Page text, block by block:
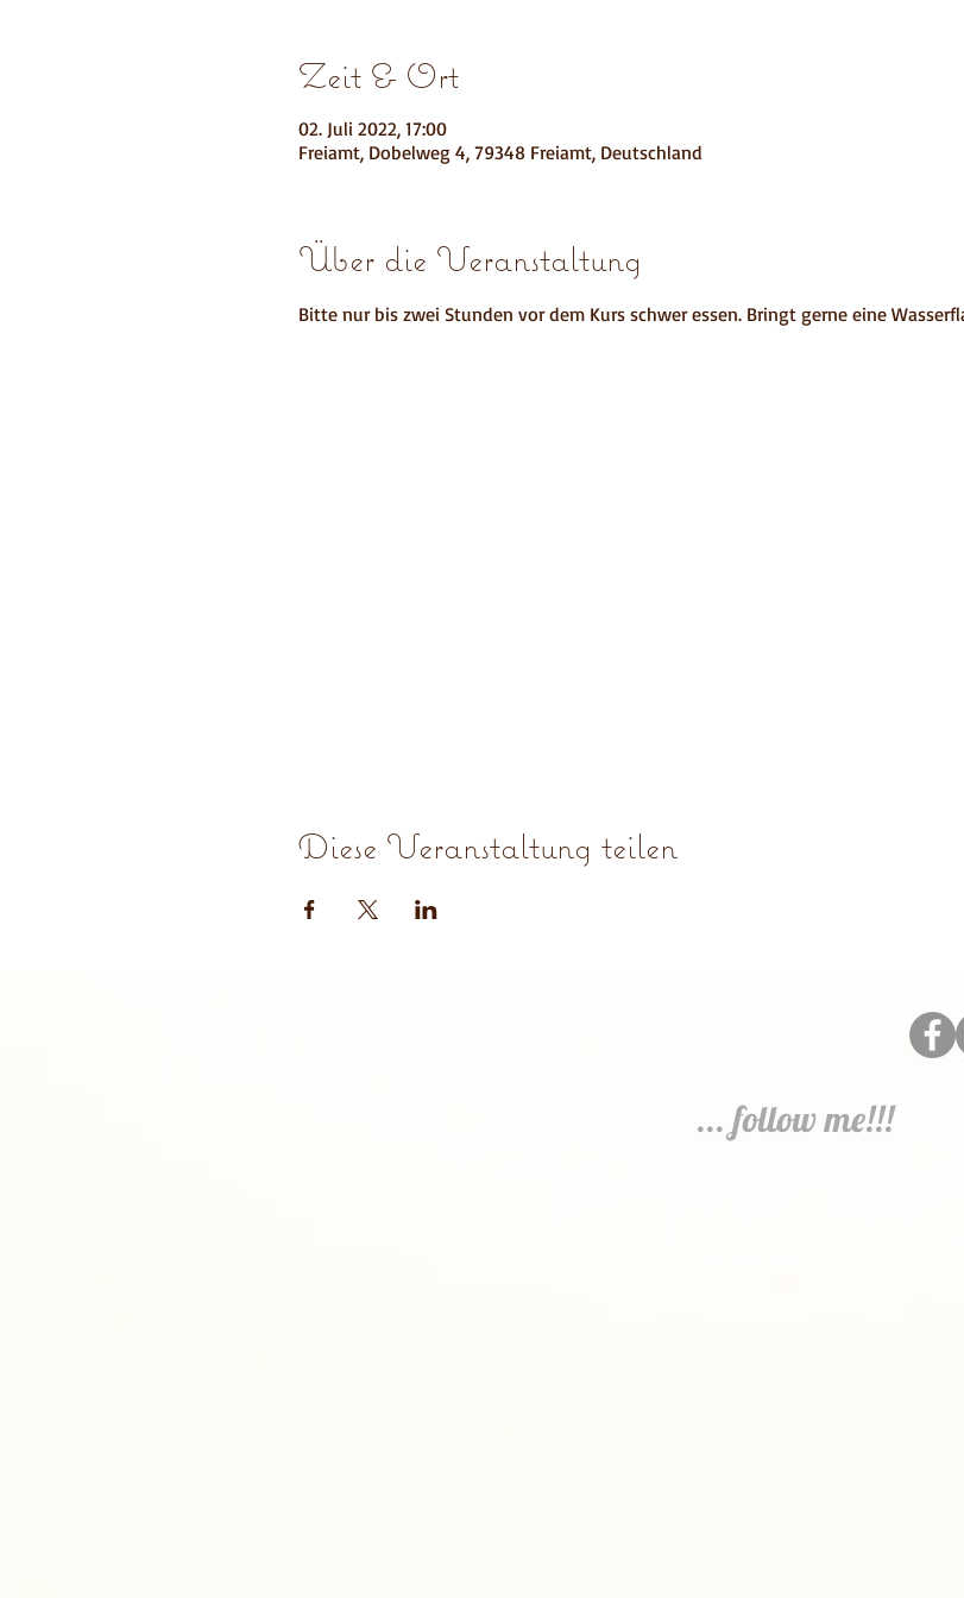
Zeit & Ort
02. Juli 2022, 17:00
Freiamt, Dobelweg 4, 79348 Freiamt, Deutschland
Über die Veranstaltung
Bitte nur bis zwei Stunden vor dem Kurs schwer essen. Bringt gerne eine
Diese Veranstaltung teilen
... follow me!!!